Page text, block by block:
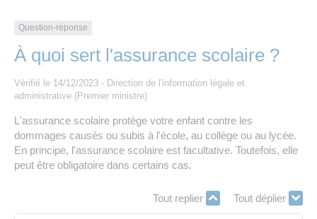
Travaux
Numérique
Annuaire de contacts
Nos publications
Question-réponse
À quoi sert l'assurance scolaire ?
Vérifié le 14/12/2023 - Direction de l'information légale et
administrative (Premier ministre)
L'assurance scolaire protège votre enfant contre les
dommages causés ou subis à l'école, au collège ou au lycée.
En principe, l'assurance scolaire est facultative. Toutefois, elle
peut être obligatoire dans certains cas.
Tout replier Tout déplier